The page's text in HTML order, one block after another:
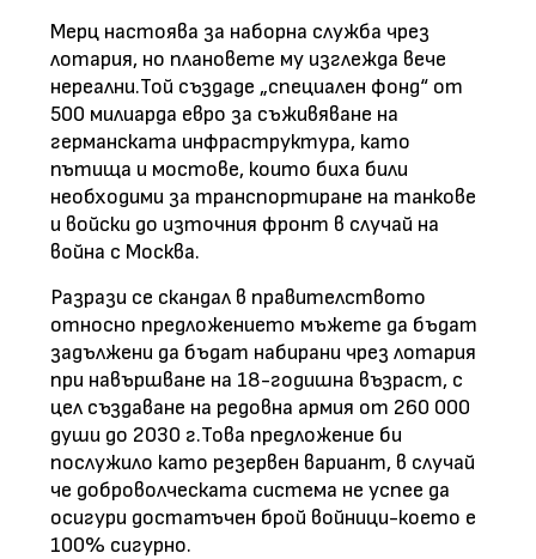
Мерц настоява за наборна служба чрез
лотария, но плановете му изглежда вече
нереални.Той създаде „специален фонд“ от
500 милиарда евро за съживяване на
германската инфраструктура, като
пътища и мостове, които биха били
необходими за транспортиране на танкове
и войски до източния фронт в случай на
война с Москва.
Разрази се скандал в правителството
относно предложението мъжете да бъдат
задължени да бъдат набирани чрез лотария
при навършване на 18-годишна възраст, с
цел създаване на редовна армия от 260 000
души до 2030 г.Това предложение би
послужило като резервен вариант, в случай
че доброволческата система не успее да
осигури достатъчен брой войници-което е
100% сигурно.